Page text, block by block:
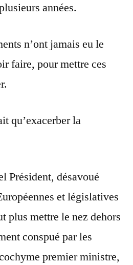
années.
n’ont jamais eu le
faire, pour mettre ces
qu’exacerber la
Président, désavoué
et législatives
plus mettre le nez dehors
conspué par les
premier ministre,